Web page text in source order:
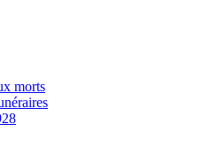
morts